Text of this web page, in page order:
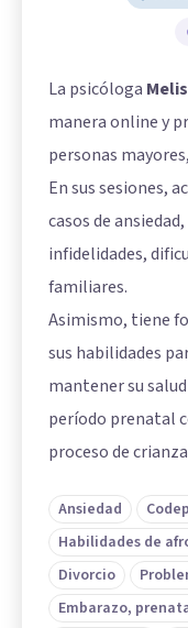
La psicóloga
manera online y
personas
En sus sesiones,
casos de
infidelidades,
familiares.
Asimismo, tiene
sus habilidades
mantener su
período prenatal
proceso de
Ansiedad
Habilidades de
Divorcio
Embarazo,